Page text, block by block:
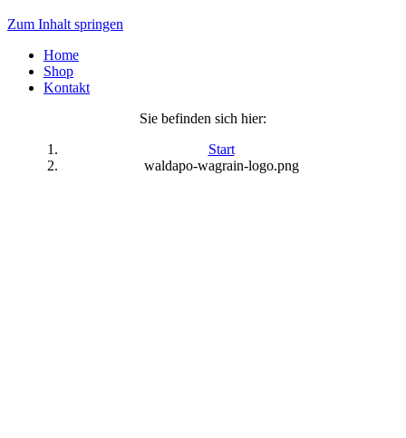
Zum Inhalt springen
Home
Shop
Kontakt
Sie befinden sich hier:
Start
waldapo-wagrain-logo.png